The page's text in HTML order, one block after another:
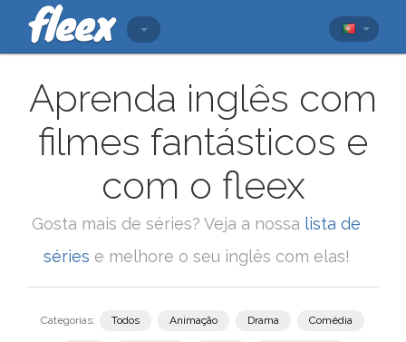
Aprenda inglês com
filmes fantásticos e
com o fleex
Gosta mais de séries? Veja a nossa lista de
séries e melhore o seu inglês com elas!
Categorias: Todos Animação Drama Comédia